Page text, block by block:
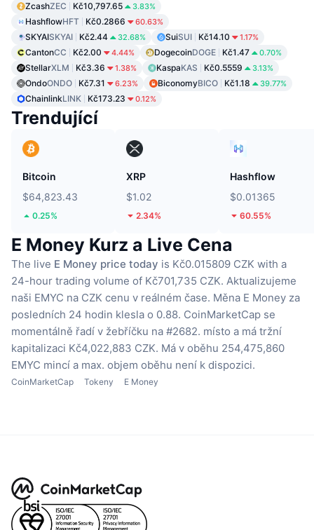
ZcashZEC Kč10,797.65 3.83%
HashflowHFT Kč0.2866 60.63%
SKYAISKYAI Kč2.44 32.68% SuiSUI Kč14.10 1.17%
CantonCC Kč2.00 4.44% DogecoinDOGE Kč1.47 0.70%
StellarXLM Kč3.36 1.38% KaspaKAS Kč0.5559 3.13%
OndoONDO Kč7.31 6.23% BiconomyBICO Kč1.18 39.77%
ChainlinkLINK Kč173.23 0.12%
Trendující
Bitcoin
$64,823.43
0.25%
XRP
$1.02
2.34%
Hashflow
$0.01365
60.55%
E Money Kurz a Live Cena
The live E Money price today is Kč0.015809 CZK with a
24-hour trading volume of Kč701,735 CZK. Aktualizujeme
naši EMYC na CZK cenu v reálném čase. Měna E Money za
posledních 24 hodin klesla o 0.88. CoinMarketCap se
momentálně řadí v žebříčku na #2682. místo a má tržní
kapitalizaci Kč4,022,883 CZK. Má v oběhu 254,475,860
EMYC mincí a max. objem oběhu není k dispozici.
CoinMarketCap Tokeny E Money